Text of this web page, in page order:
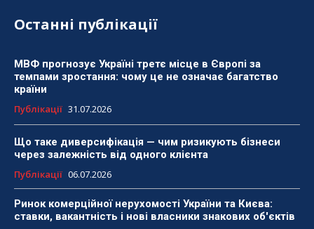
Останні публікації
МВФ прогнозує Україні третє місце в Європі за
темпами зростання: чому це не означає багатство
країни
Публікації 31.07.2026
Що таке диверсифікація — чим ризикують бізнеси
через залежність від одного клієнта
Публікації 06.07.2026
Ринок комерційної нерухомості України та Києва:
ставки, вакантність і нові власники знакових об'єктів